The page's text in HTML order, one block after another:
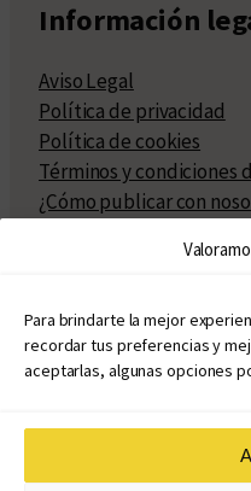
Para brindarte la mejor
recordar tus preferencias y
aceptarlas, algunas opciones
Información
Aviso Legal
Política de privacidad
Política de cookies
Términos y condiciones
¿Cómo publicar con
Políticas de publicación
Políticas de coedición
Atribuciones